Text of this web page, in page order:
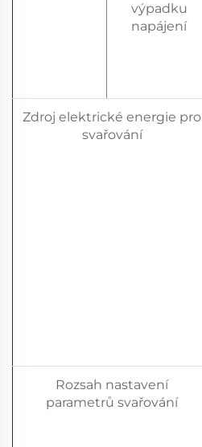
výpadku
napájení
Zdroj elektrické energie pro
svařování
Rozsah nastavení
parametrů svařování